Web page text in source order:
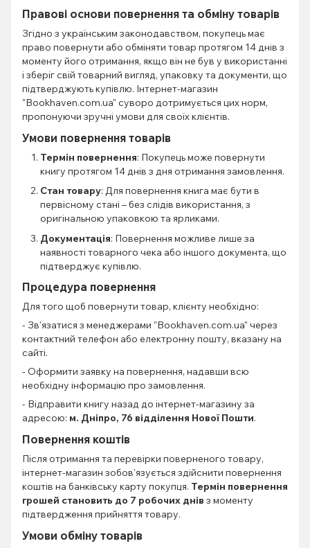
Правові основи повернення та обміну товарів
Згідно з українським законодавством, покупець має
право повернути або обміняти товар протягом 14 днів з
моменту його отримання, якщо він не був у використанні
і зберіг свій товарний вигляд, упаковку та документи, що
підтверджують купівлю. Інтернет-магазин
"Bookhaven.com.ua" суворо дотримується цих норм,
пропонуючи зручні умови для своїх клієнтів.
Умови повернення товарів
Термін повернення: Покупець може повернути
книгу протягом 14 днів з дня отримання замовлення.
Стан товару: Для повернення книга має бути в
первісному стані – без слідів використання, з
оригінальною упаковкою та ярликами.
Документація: Повернення можливе лише за
наявності товарного чека або іншого документа, що
підтверджує купівлю.
Процедура повернення
Для того щоб повернути товар, клієнту необхідно:
- Зв'язатися з менеджерами "Bookhaven.com.ua" через
контактний телефон або електронну пошту, вказану на
сайті.
- Оформити заявку на повернення, надавши всю
необхідну інформацію про замовлення.
- Відправити книгу назад до інтернет-магазину за
адресою: м. Дніпро, 76 відділення Нової Пошти.
Повернення коштів
Після отримання та перевірки поверненого товару,
інтернет-магазин зобов'язується здійснити повернення
коштів на банківську карту покупця. Термін повернення
грошей становить до 7 робочих днів з моменту
підтвердження прийняття товару.
Умови обміну товарів